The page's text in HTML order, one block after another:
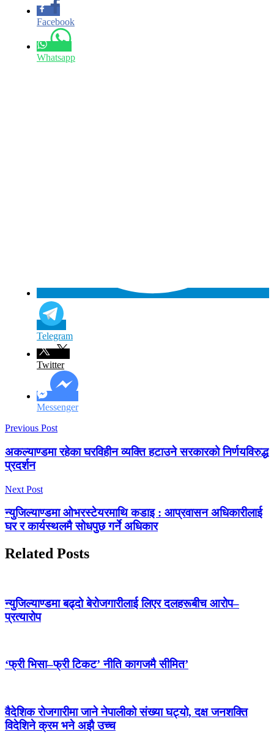
Facebook
Whatsapp
Telegram
Twitter
Messenger
Previous Post
अकल्याण्डमा रहेका घरविहीन व्यक्ति हटाउने सरकारको निर्णयविरुद्ध
प्रदर्शन
Next Post
न्युजिल्याण्डमा ओभरस्टेयरमाथि कडाइ : आप्रवासन अधिकारीलाई
घर र कार्यस्थलमै सोधपुछ गर्ने अधिकार
Related Posts
न्युजिल्याण्डमा बढ्दो बेरोजगारीलाई लिएर दलहरूबीच आरोप–
प्रत्यारोप
‘फ्री भिसा–फ्री टिकट’ नीति कागजमै सीमित’
वैदेशिक रोजगारीमा जाने नेपालीको संख्या घट्यो, दक्ष जनशक्ति
विदेशिने क्रम भने अझै उच्च